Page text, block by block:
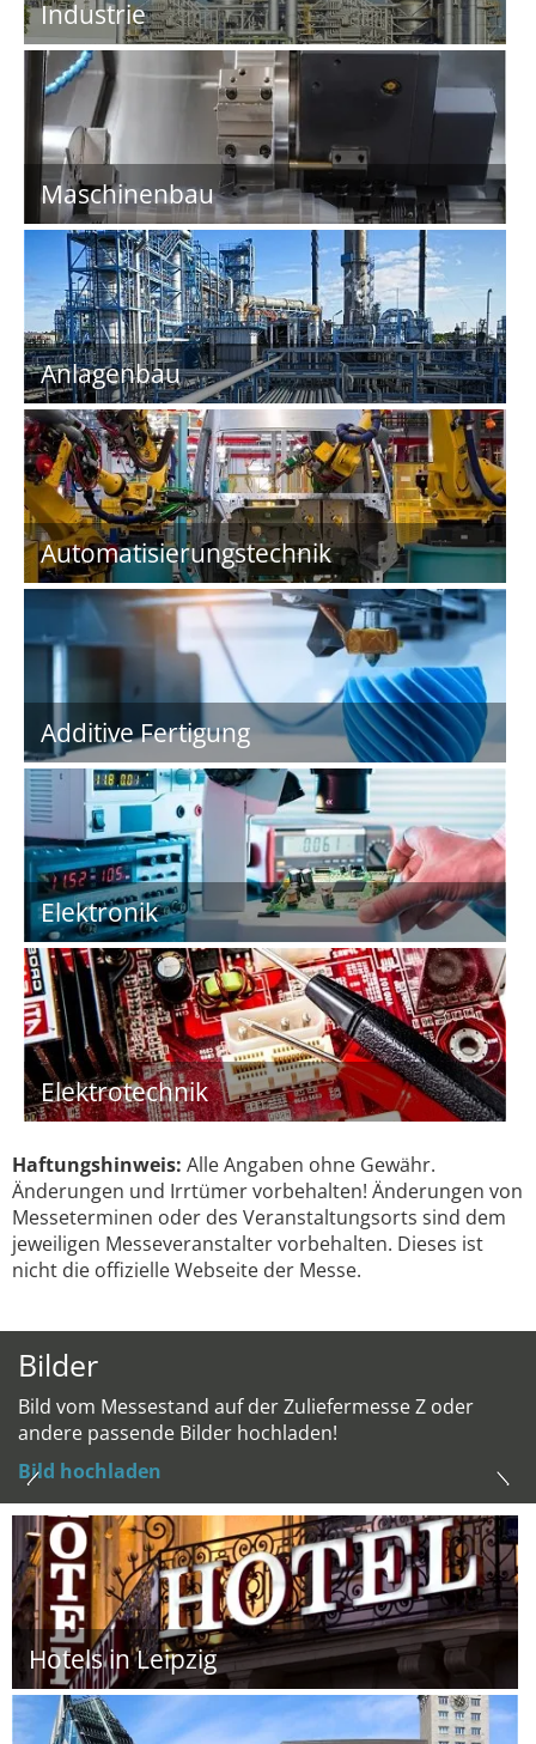
Industrie
Maschinenbau
Anlagenbau
Automatisierungstechnik
Additive Fertigung
Elektronik
Elektrotechnik
Haftungshinweis: Alle Angaben ohne Gewähr.
Änderungen und Irrtümer vorbehalten! Änderungen von
Messeterminen oder des Veranstaltungsorts sind dem
jeweiligen Messeveranstalter vorbehalten. Dieses ist
nicht die offizielle Webseite der Messe.
Bilder
Bild vom Messestand auf der Zuliefermesse Z oder
andere passende Bilder hochladen!
Bild hochladen
Hotels in Leipzig